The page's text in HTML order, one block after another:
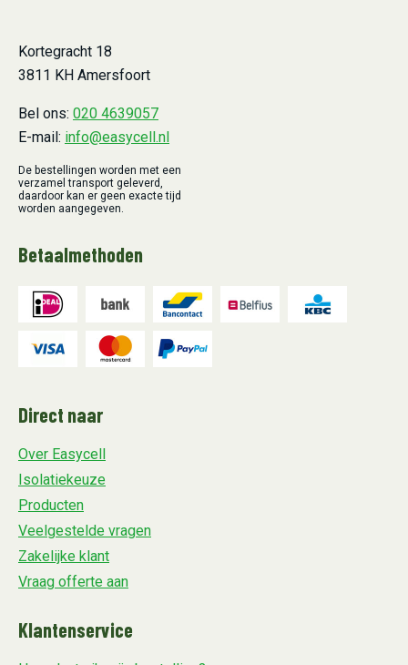
Kortegracht 18
3811 KH Amersfoort
Bel ons: 020 4639057
E-mail: info@easycell.nl
De bestellingen worden met een
verzamel transport geleverd,
daardoor kan er geen exacte tijd
worden aangegeven.
Betaalmethoden
Direct naar
Over Easycell
Isolatiekeuze
Producten
Veelgestelde vragen
Zakelijke klant
Vraag offerte aan
Klantenservice